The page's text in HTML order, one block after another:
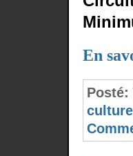
En
Posté:
culturel